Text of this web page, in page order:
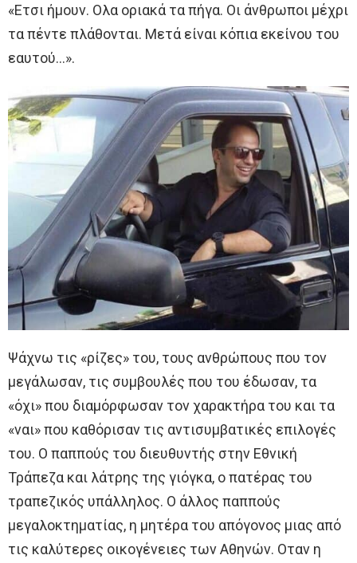
«Ετσι ήμουν. Ολα οριακά τα πήγα. Οι άνθρωποι μέχρι
τα πέντε πλάθονται. Μετά είναι κόπια εκείνου του
εαυτού…».
Ψάχνω τις «ρίζες» του, τους ανθρώπους που τον
μεγάλωσαν, τις συμβουλές που του έδωσαν, τα
«όχι» που διαμόρφωσαν τον χαρακτήρα του και τα
«ναι» που καθόρισαν τις αντισυμβατικές επιλογές
του. Ο παππούς του διευθυντής στην Εθνική
Τράπεζα και λάτρης της γιόγκα, ο πατέρας του
τραπεζικός υπάλληλος. Ο άλλος παππούς
μεγαλοκτηματίας, η μητέρα του απόγονος μιας από
τις καλύτερες οικογένειες των Αθηνών. Οταν η